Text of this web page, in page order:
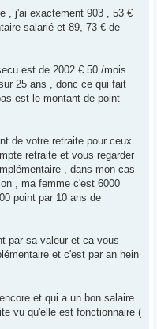
, j'ai exactement 903 , 53 €
salarié et 89, 73 € de
est de 2002 € 50 /mois
25 ans , donc ce qui fait
est le montant de point
de votre retraite pour ceux
retraite et vous regarder
, dans mon cas
, ma femme c'est 6000
point par 10 ans de
par sa valeur et ca vous
et c'est par an hein
et qui a un bon salaire
vu qu'elle est fonctionnaire (